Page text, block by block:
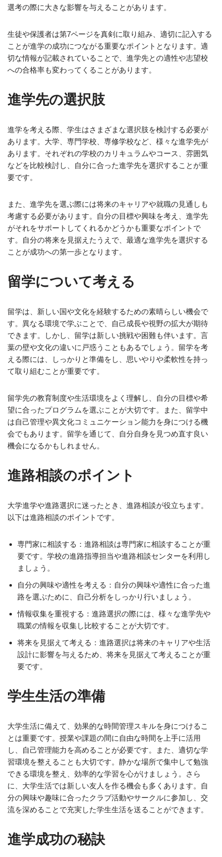
選考の際に大きな影響を与えることがあります。
生徒や保護者は第7ページを真剣に取り組み、適切に記入する
ことが進学の成功につながる重要なポイントとなります。適
切な情報が記載されていることで、進学先との適性や志望校
への合格率も変わってくることがあります。
進学先の選択肢
進学を考える際、学生はさまざまな選択肢を検討する必要が
あります。大学、専門学校、専修学校など、様々な進学先が
あります。それぞれの学校のカリキュラムやコース、雰囲気
などを比較検討し、自分に合った進学先を選択することが重
要です。
また、進学先を選ぶ際には将来のキャリアや就職の見通しも
考慮する必要があります。自分の目標や興味を考え、進学先
がそれをサポートしてくれるかどうかも重要なポイントで
す。自分の将来を見据えたうえで、最適な進学先を選択する
ことが成功への第一歩となります。
留学について考える
留学は、新しい国や文化を経験するための素晴らしい機会で
す。異なる環境で学ぶことで、自己成長や視野の拡大が期待
できます。しかし、留学は新しい挑戦や困難も伴います。言
葉の壁や文化の違いに戸惑うこともあるでしょう。留学を考
える際には、しっかりと準備をし、思いやりや柔軟性を持っ
て取り組むことが重要です。
留学先の教育制度や生活環境をよく理解し、自分の目標や希
望に合ったプログラムを選ぶことが大切です。また、留学中
は自己管理や異文化コミュニケーション能力を身につける機
会でもあります。留学を通じて、自分自身を見つめ直す良い
機会になるかもしれません。
進路相談のポイント
大学進学や進路選択に迷ったとき、進路相談が役立ちます。
以下は進路相談のポイントです。
専門家に相談する：進路相談は専門家に相談することが重
要です。学校の進路指導担当や進路相談センターを利用し
ましょう。
自分の興味や適性を考える：自分の興味や適性に合った進
路を選ぶために、自己分析をしっかり行いましょう。
情報収集を重視する：進路選択の際には、様々な進学先や
職業の情報を収集し比較することが大切です。
将来を見据えて考える：進路選択は将来のキャリアや生活
設計に影響を与えるため、将来を見据えて考えることが重
要です。
学生生活の準備
大学生活に備えて、効果的な時間管理スキルを身につけるこ
とは重要です。授業や課題の間に自由な時間を上手に活用
し、自己管理能力を高めることが必要です。また、適切な学
習環境を整えることも大切です。静かな場所で集中して勉強
できる環境を整え、効率的な学習を心がけましょう。さら
に、大学生活では新しい友人を作る機会も多くあります。自
分の興味や趣味に合ったクラブ活動やサークルに参加し、交
流を深めることで充実した学生生活を送ることができます。
進学成功の秘訣